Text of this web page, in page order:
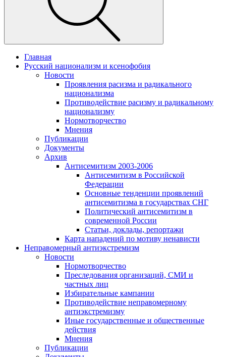
Главная
Русский национализм и ксенофобия
Новости
Проявления расизма и радикального
национализма
Противодействие расизму и радикальному
национализму
Нормотворчество
Мнения
Публикации
Документы
Архив
Антисемитизм 2003-2006
Антисемитизм в Российской
Федерации
Основные тенденции проявлений
антисемитизма в государствах СНГ
Политический антисемитизм в
современной России
Статьи, доклады, репортажи
Карта нападений по мотиву ненависти
Неправомерный антиэкстремизм
Новости
Нормотворчество
Преследования организаций, СМИ и
частных лиц
Избирательные кампании
Противодействие неправомерному
антиэкстремизму
Иные государственные и общественные
действия
Мнения
Публикации